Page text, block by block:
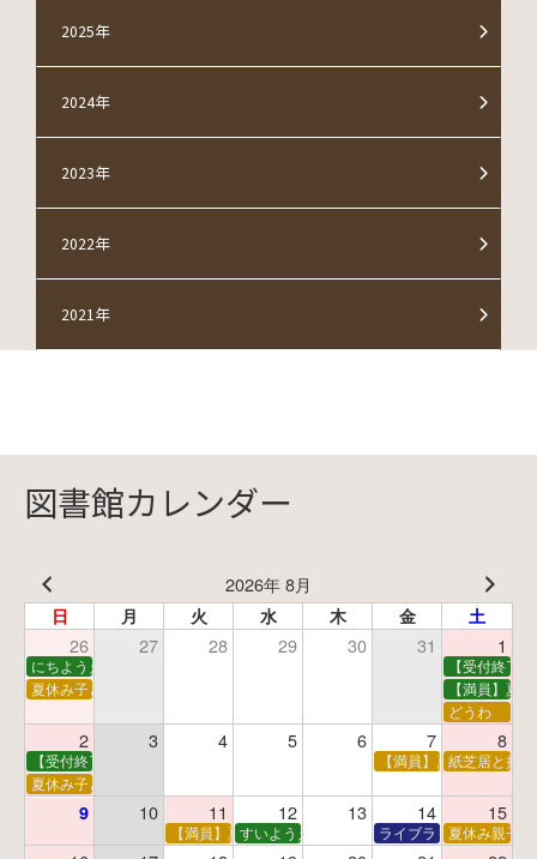
2025年
2024年
2023年
2022年
2021年
図書館カレンダー
2026年 8月
日 月 火 水 木 金 土
26 27 28 29 30 31 1
にちようえほん
【受付終了
夏休み子ども映画会
【満員】夏
どうわ
2 3 4 5 6 7 8
【受付終了】親子で挑戦！調べ学習ワークショップ 【満員】夏休み科学あ
紙芝居と折
夏休み子ども平和映画会
9 10 11 12 13 14 15
【満員】夏休みおはなし工作会
すいようえほん ライブラリーシアター
夏休み親子